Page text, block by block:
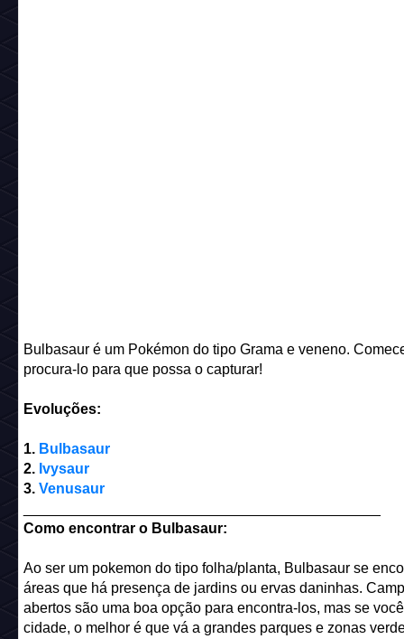
Bulbasaur é um Pokémon do tipo Grama e veneno.
procura-lo para que possa o capturar!
Evoluções:
1. Bulbasaur
2. Ivysaur
3. Venusaur
Como encontrar o Bulbasaur:
Ao ser um pokemon do tipo folha/planta, Bulbasaur se
áreas que há presença de jardins ou ervas daninhas.
abertos são uma boa opção para encontra-los, mas se
cidade, o melhor é que vá a grandes parques e zonas